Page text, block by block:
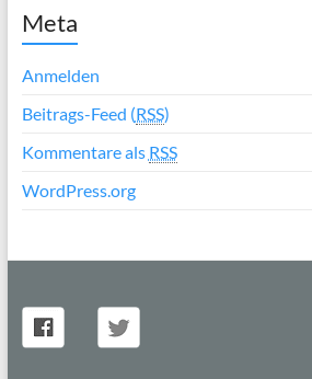
Meta
Anmelden
Beitrags-Feed (RSS)
Kommentare als RSS
WordPress.org